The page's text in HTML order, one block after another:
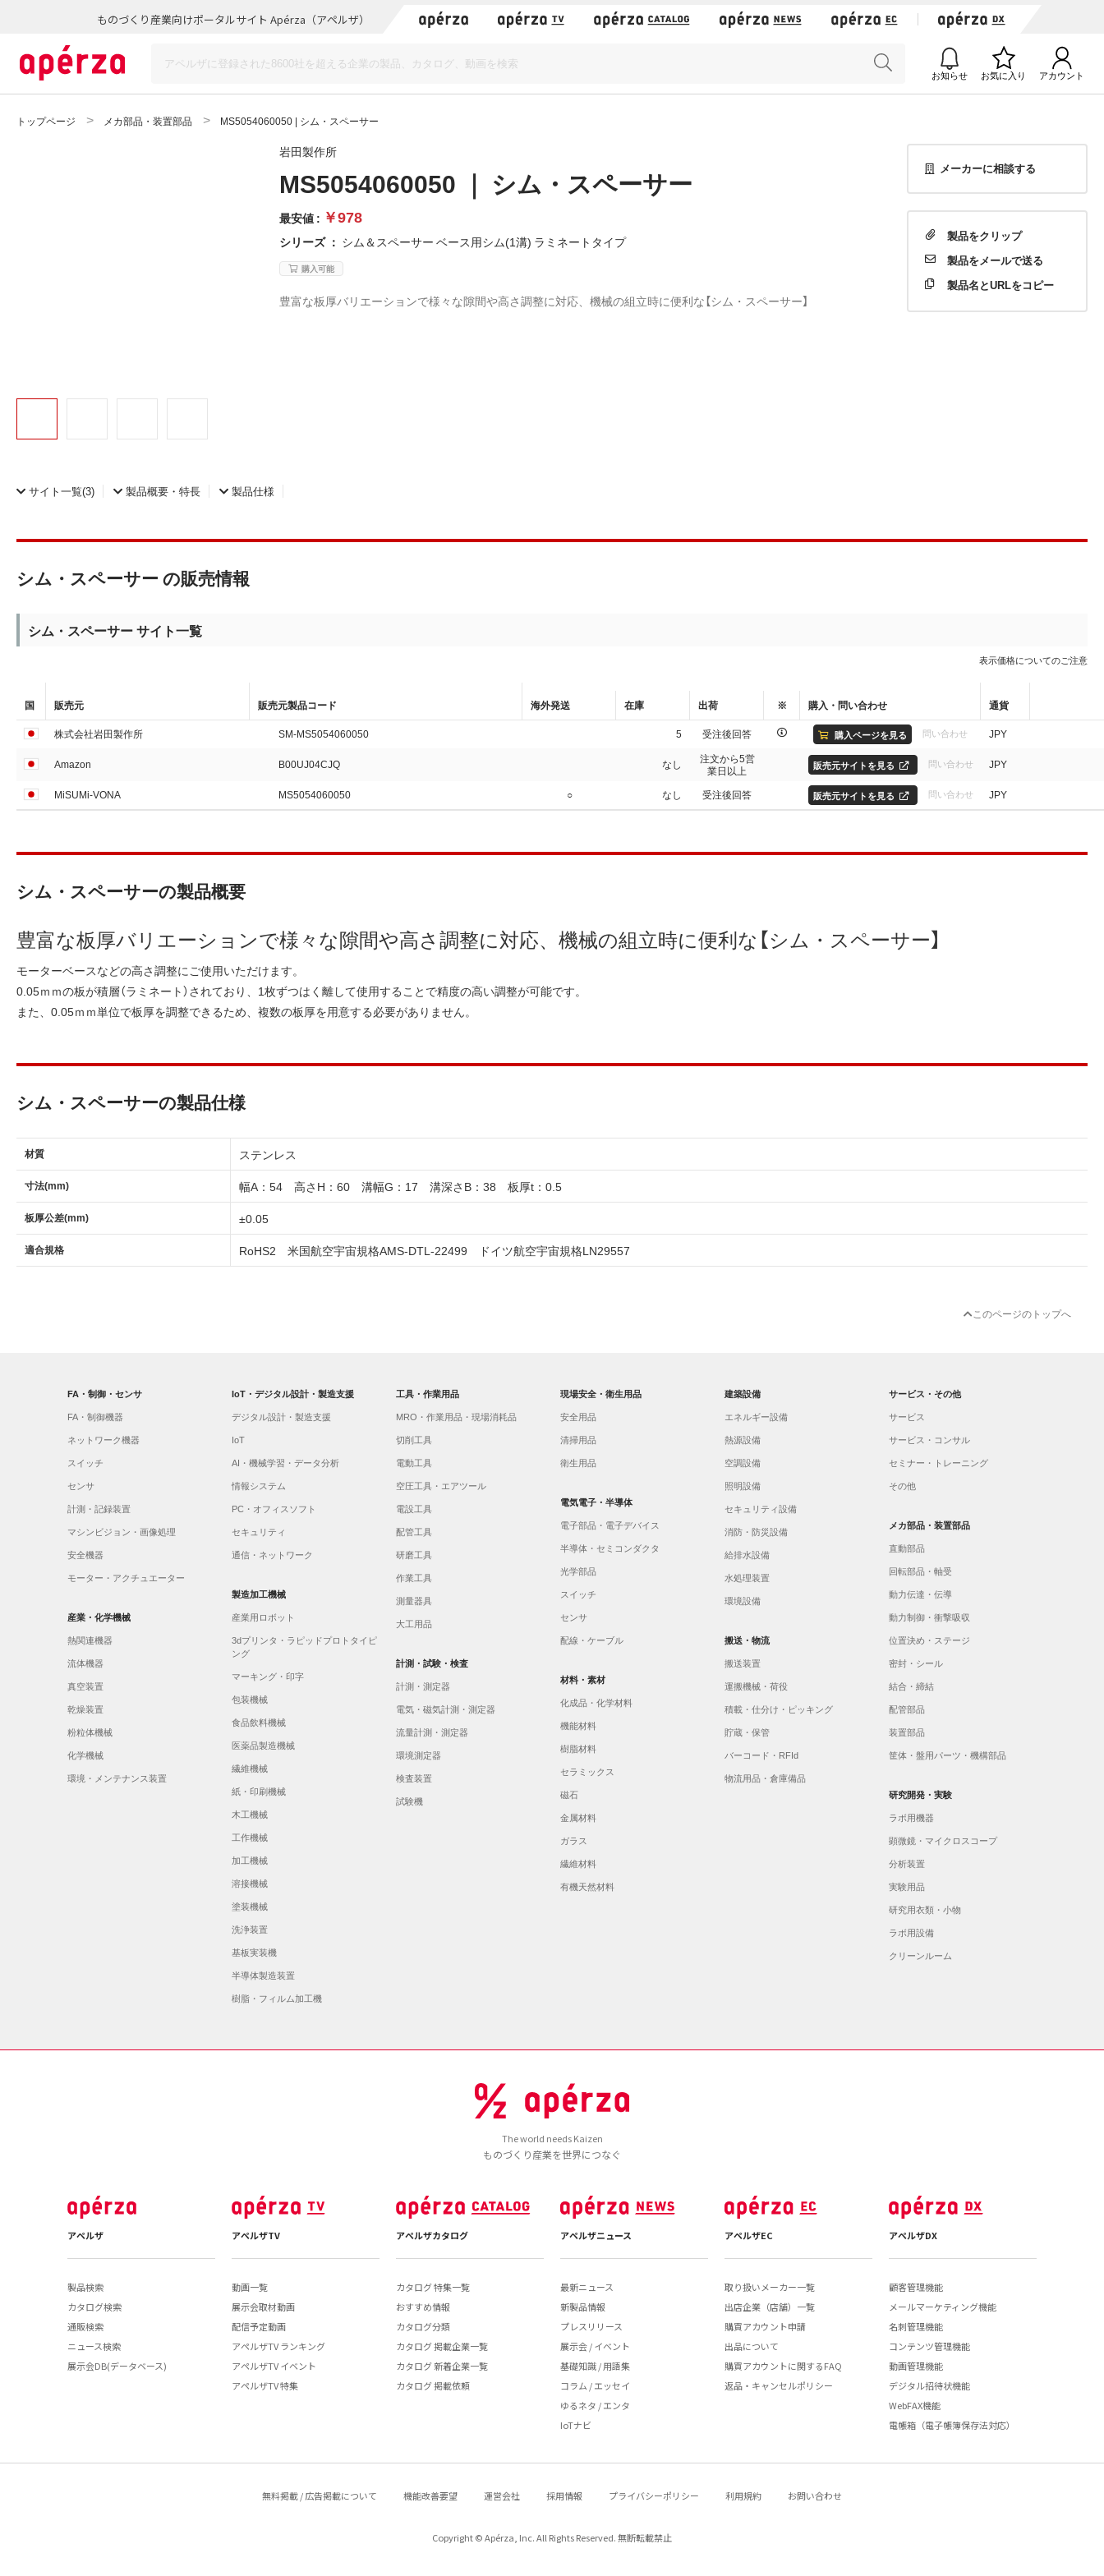
ものづくり産業向けポータルサイト Apérza（アペルザ）
お知らせ お気に入り アカウント
トップページ メカ部品・装置部品 MS5054060050 | シム・スペーサー
岩田製作所
MS5054060050 ｜ シム・スペーサー
最安値 : ￥978
シリーズ： シム＆スペーサー ベース用シム(1溝) ラミネートタイプ
購入可能
豊富な板厚バリエーションで様々な隙間や高さ調整に対応、機械の組立時に便利な【シム・スペーサー】
メーカーに相談する
製品をクリップ
製品をメールで送る
製品名とURLをコピー
サイト一覧(3) 製品概要・特長 製品仕様
シム・スペーサー の販売情報
シム・スペーサー サイト一覧
表示価格についてのご注意
国 販売元 販売元製品コード 購入・問い合わせ 通貨
海外発送 在庫 出荷
※
株式会社岩田製作所
SM-MS5054060050 5 受注後回答 購入ページを見る 問い合わせ JPY
Amazon B00UJ04CJQ なし
注文から5営
業日以上
販売元サイトを見る 問い合わせ JPY
MiSUMi-VONA MS5054060050 ○ なし 受注後回答 販売元サイトを見る 問い合わせ JPY
シム・スペーサーの製品概要
豊富な板厚バリエーションで様々な隙間や高さ調整に対応、機械の組立時に便利な【シム・スペーサー】
モーターベースなどの高さ調整にご使用いただけます。
0.05ｍｍの板が積層（ラミネート）されており、1枚ずつはく離して使用することで精度の高い調整が可能です。
また、0.05ｍｍ単位で板厚を調整できるため、複数の板厚を用意する必要がありません。
シム・スペーサーの製品仕様
材質 ステンレス
寸法(mm) 幅A：54 高さH：60 溝幅G：17 溝深さB：38 板厚t：0.5
板厚公差(mm) ±0.05
適合規格 RoHS2 米国航空宇宙規格AMS-DTL-22499 ドイツ航空宇宙規格LN29557
このページのトップへ
FA・制御・センサ
FA・制御機器
ネットワーク機器
スイッチ
センサ
計測・記録装置
マシンビジョン・画像処理
安全機器
モーター・アクチュエーター
IoT・デジタル設計・製造支援
デジタル設計・製造支援
IoT
AI・機械学習・データ分析
情報システム
PC・オフィスソフト
セキュリティ
通信・ネットワーク
工具・作業用品
MRO・作業用品・現場消耗品
切削工具
電動工具
空圧工具・エアツール
電設工具
配管工具
研磨工具
作業工具
測量器具
大工用品
現場安全・衛生用品
安全用品
清掃用品
衛生用品
建築設備
エネルギー設備
熱源設備
空調設備
照明設備
セキュリティ設備
消防・防災設備
給排水設備
水処理装置
環境設備
サービス・その他
サービス
サービス・コンサル
セミナー・トレーニング
その他
電気電子・半導体
電子部品・電子デバイス
半導体・セミコンダクタ
光学部品
スイッチ
センサ
配線・ケーブル
メカ部品・装置部品
直動部品
回転部品・軸受
動力伝達・伝導
動力制御・衝撃吸収
位置決め・ステージ
密封・シール
結合・締結
配管部品
装置部品
筐体・盤用パーツ・機構部品
製造加工機械
産業用ロボット
3dプリンタ・ラピッドプロトタイピ
ング
マーキング・印字
包装機械
食品飲料機械
医薬品製造機械
繊維機械
紙・印刷機械
木工機械
工作機械
加工機械
溶接機械
塗装機械
洗浄装置
基板実装機
半導体製造装置
樹脂・フィルム加工機
産業・化学機械
熱関連機器
流体機器
真空装置
乾燥装置
粉粒体機械
化学機械
環境・メンテナンス装置
搬送・物流
搬送装置
運搬機械・荷役
積載・仕分け・ピッキング
貯蔵・保管
バーコード・RFId
物流用品・倉庫備品
計測・試験・検査
計測・測定器
電気・磁気計測・測定器
流量計測・測定器
環境測定器
検査装置
試験機
材料・素材
化成品・化学材料
機能材料
樹脂材料
セラミックス
磁石
金属材料
ガラス
繊維材料
有機天然材料
研究開発・実験
ラボ用機器
顕微鏡・マイクロスコープ
分析装置
実験用品
研究用衣類・小物
ラボ用設備
クリーンルーム
The world needs Kaizen
ものづくり産業を世界につなぐ
アペルザ
製品検索
カタログ検索
通販検索
ニュース検索
展示会DB(データベース)
アペルザTV
動画一覧
展示会取材動画
配信予定動画
アペルザTV ランキング
アペルザTV イベント
アペルザTV 特集
アペルザカタログ
カタログ 特集一覧
おすすめ情報
カタログ分類
カタログ 掲載企業一覧
カタログ 新着企業一覧
カタログ 掲載依頼
アペルザニュース
最新ニュース
新製品情報
プレスリリース
展示会 / イベント
基礎知識 / 用語集
コラム / エッセイ
ゆるネタ / エンタ
IoTナビ
アペルザEC
取り扱いメーカー一覧
出店企業（店舗）一覧
購買アカウント申請
出品について
購買アカウントに関するFAQ
返品・キャンセルポリシー
アペルザDX
顧客管理機能
メールマーケティング機能
名刺管理機能
コンテンツ管理機能
動画管理機能
デジタル招待状機能
WebFAX機能
電帳箱（電子帳簿保存法対応）
無料掲載 / 広告掲載について 機能改善要望 運営会社 採用情報 プライバシーポリシー 利用規約 お問い合わせ
Copyright © Apérza, Inc. All Rights Reserved. 無断転載禁止